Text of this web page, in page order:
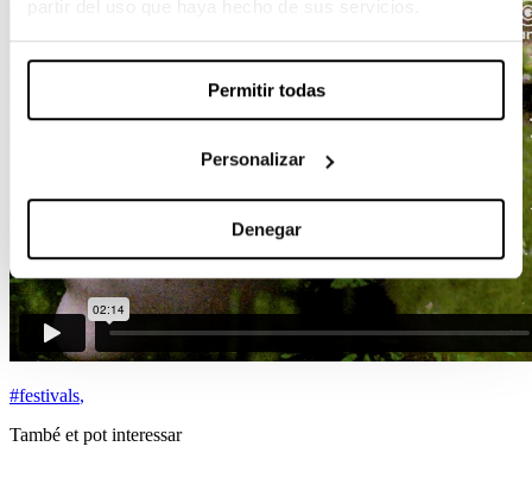
Permitir todas
Personalizar
Denegar
#festivals,
També et pot interessar